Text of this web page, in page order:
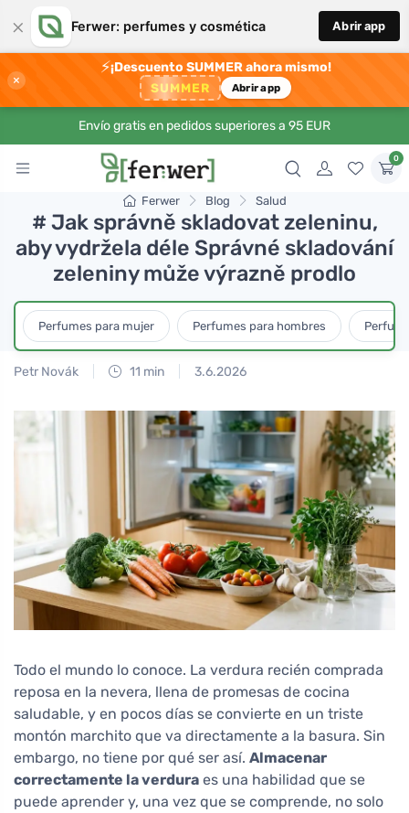
× Ferwer: perfumes y cosmética Abrir app
×
⚡¡Descuento SUMMER ahora mismo!
SUMMER Abrir app
Envío gratis en pedidos superiores a 95 EUR
0
Ferwer Blog Salud
# Jak správně skladovat zeleninu,
aby vydržela déle Správné skladování
zeleniny může výrazně prodlo
Perfumes para mujer Perfumes para hombres
Petr Novák 11 min 3.6.2026
Todo el mundo lo conoce. La verdura recién comprada
reposa en la nevera, llena de promesas de cocina
saludable, y en pocos días se convierte en un triste
montón marchito que va directamente a la basura. Sin
embargo, no tiene por qué ser así. Almacenar
correctamente la verdura es una habilidad que se
puede aprender y, una vez que se comprende, no solo